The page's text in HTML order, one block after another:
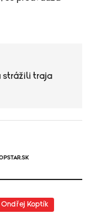
strážili traja
Ondřej Koptík